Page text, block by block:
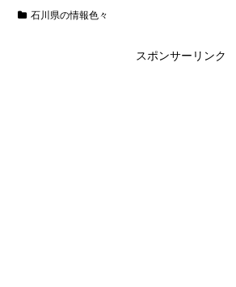
石川県の情報色々
スポンサーリンク